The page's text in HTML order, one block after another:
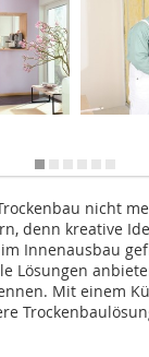
nicht
denn kreative
Innenausbau
Lösungen
Mit einem